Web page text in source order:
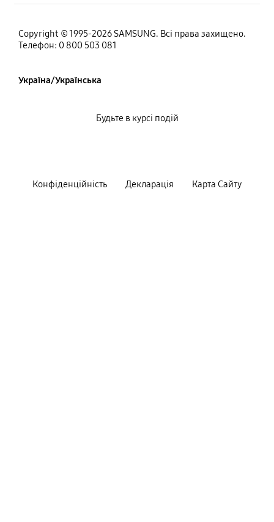
Copyright © 1995-2026 SAMSUNG. Всі права захищено.
Телефон: 0 800 503 081
Україна/Українська
Конфiденцiйнiсть Декларацiя Карта Сайту
Будьте в курсі подій